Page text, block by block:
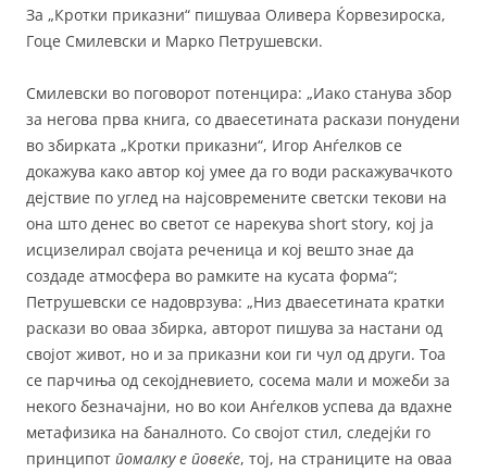
За „Кротки приказни“ пишуваа Оливера Ќорвезироска,
Гоце Смилевски и Марко Петрушевски.
Смилевски во поговорот потенцира: „Иако станува збор
за негова прва книга, со дваесетината раскази понудени
во збирката „Кротки приказни“, Игор Анѓелков се
докажува како автор кој умее да го води раскажувачкото
дејствие по углед на најсовремените светски текови на
она што денес во светот се нарекува short story, кој ја
исцизелирал својата реченица и кој вешто знае да
создаде атмосфера во рамките на кусата форма“;
Петрушевски се надоврзува: „Низ дваесетината кратки
раскази во оваа збирка, авторот пишува за настани од
својот живот, но и за приказни кои ги чул од други. Тоа
се парчиња од секојдневието, сосема мали и можеби за
некого безначајни, но во кои Анѓелков успева да вдахне
метафизика на баналното. Со својот стил, следејќи го
принципот помалку е повеќе, тој, на страниците на оваа